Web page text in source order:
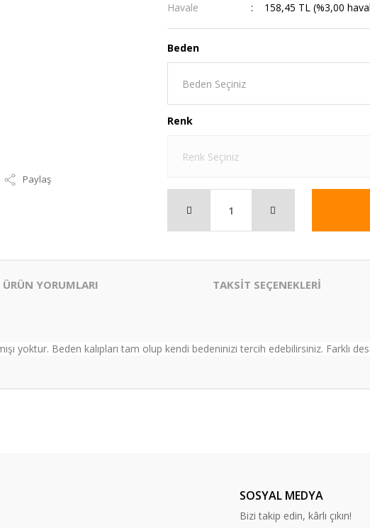
Paylaş
Havale
158,45 TL (%3,00
Beden
Renk
ÜRÜN YORUMLARI TAKSİT SEÇENEKLERİ
yoktur. Beden kalıpları tam olup kendi bedeninizi tercih edebilirsiniz. Farklı
SOSYAL MEDYA
Bizi takip edin, kârlı çıkın!